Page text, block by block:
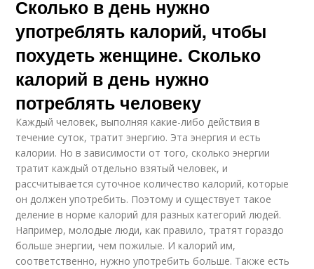
Сколько в день нужно
употреблять калорий, чтобы
похудеть женщине. Сколько
калорий в день нужно
потреблять человеку
Каждый человек, выполняя какие-либо действия в
течение суток, тратит энергию. Эта энергия и есть
калории. Но в зависимости от того, сколько энергии
тратит каждый отдельно взятый человек, и
рассчитывается суточное количество калорий, которые
он должен употребить. Поэтому и существует такое
деление в норме калорий для разных категорий людей.
Например, молодые люди, как правило, тратят гораздо
больше энергии, чем пожилые. И калорий им,
соответственно, нужно употребить больше. Также есть